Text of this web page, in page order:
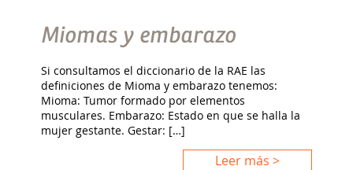
Miomas y embarazo
Si consultamos el diccionario de la RAE las
definiciones de Mioma y embarazo tenemos:
Mioma: Tumor formado por elementos
musculares. Embarazo: Estado en que se halla la
mujer gestante. Gestar: […]
Leer más >